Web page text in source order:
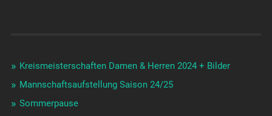
Kreismeisterschaften Damen & Herren 2024 + Bilder
Mannschaftsaufstellung Saison 24/25
Sommerpause